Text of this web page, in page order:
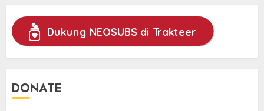
Dukung NEOSUBS di Trakteer
DONATE